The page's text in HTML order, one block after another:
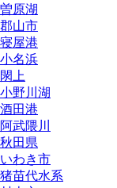
曽原湖
郡山市
寝屋港
小名浜
閖上
小野川湖
酒田港
阿武隈川
秋田県
いわき市
猪苗代水系